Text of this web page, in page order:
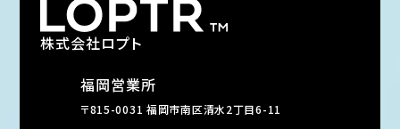
株式会社ロプト
福岡営業所
〒815-0031 福岡市南区清水2丁目6-11